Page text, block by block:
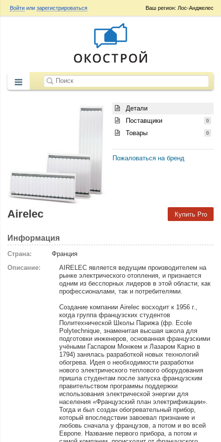
Ваш регион: Лос-Анджелес
Войти или зарегистрироваться
Детали
Поставщики
0
Товары 0
Пожаловаться на бренд
Купить Pro
Airelec
Информация
Страна:
Франция
Описание:
AIRELEC является ведущим производителем на
рынке электрического отопления, и признается
одним из бесспорных лидеров в этой области, как
профессионалами, так и потребителями.
Создание компании Airelec восходит к 1956 г.,
когда группа французских студентов
Политехнической Школы Парижа (фр. Ecole
Polytechnique, знаменитая высшая школа для
подготовки инженеров, основанная французскими
учёными Гаспаром Монжем и Лазаром Карно в
1794) занялась разработкой новых технологий
обогрева. Идея о необходимости разработки
нового электрического теплового оборудования
пришла студентам после запуска французским
правительством программы поддержки
использования электрической энергии для
населения «Французский план электрификации».
Тогда и был создан обогревательный прибор,
который впоследствии завоевал признание и
любовь сначала у французов, а потом и во всей
Европе. Название первого прибора, а потом и